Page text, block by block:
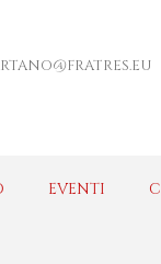
EVENTI